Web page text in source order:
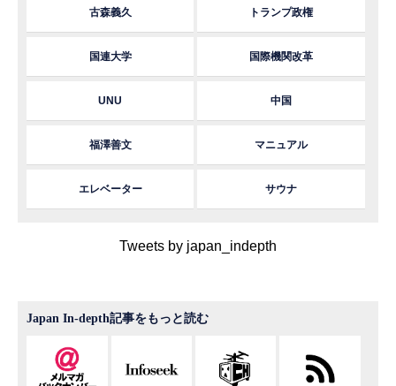
古森義久 トランプ政権
国連大学 国際機関改革
UNU 中国
福澤善文 マニュアル
エレベーター サウナ
Tweets by japan_indepth
Japan In-depth記事をもっと読む